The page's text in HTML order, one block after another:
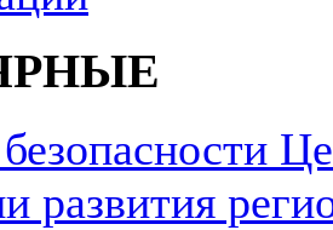
развития